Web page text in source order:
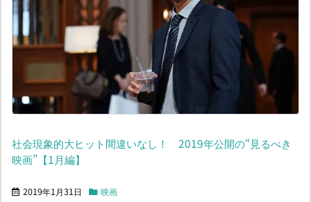
社会現象的大ヒット間違いなし！ 2019年公開の“見るべき
映画”【1月編】
2019年1月31日 映画